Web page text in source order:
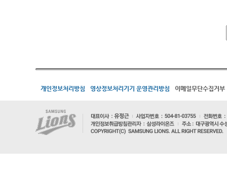
개인정보처리방침 영상정보처리기기 운영관리방침 이메일무단수집거부